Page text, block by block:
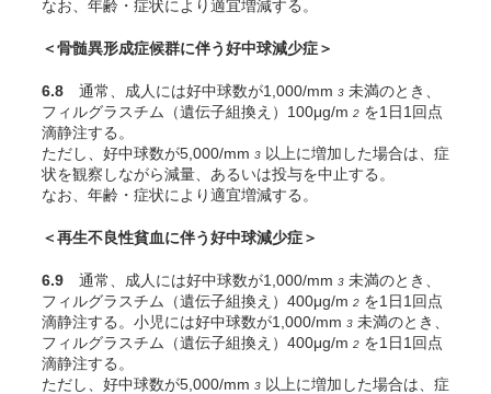
なお、年齢・症状により適宜増減する。
＜骨髄異形成症候群に伴う好中球減少症＞
6.8 通常、成人には好中球数が1,000/mm 3 未満のとき、
フィルグラスチム（遺伝子組換え）100μg/m 2 を1日1回点
滴静注する。
ただし、好中球数が5,000/mm 3 以上に増加した場合は、症
状を観察しながら減量、あるいは投与を中止する。
なお、年齢・症状により適宜増減する。
＜再生不良性貧血に伴う好中球減少症＞
6.9 通常、成人には好中球数が1,000/mm 3 未満のとき、
フィルグラスチム（遺伝子組換え）400μg/m 2 を1日1回点
滴静注する。小児には好中球数が1,000/mm 3 未満のとき、
フィルグラスチム（遺伝子組換え）400μg/m 2 を1日1回点
滴静注する。
ただし、好中球数が5,000/mm 3 以上に増加した場合は、症